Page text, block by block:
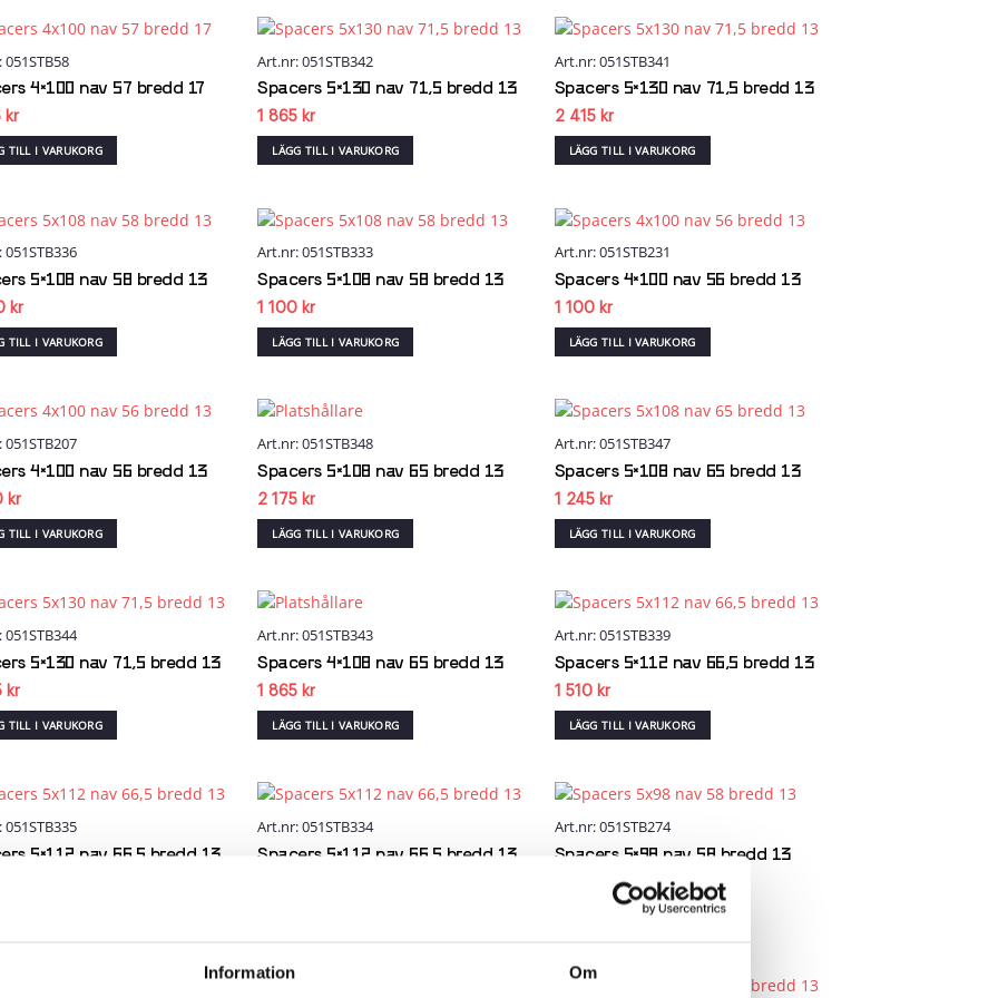
Information Om
wishlist
4×100 nav 57 bredd 17
kr
TILL I VARUKORG
wishlist
Art.nr: 051STB342
Spacers 5×130 nav 71,5 bredd 13
1 865 kr
LÄGG TILL I VARUKORG
wishlist
Art.nr: 051STB341
Spacers 5×130 nav 71,5 bredd 13
2 415 kr
LÄGG TILL I VARUKORG
wishlist
5×108 nav 58 bredd 13
kr
TILL I VARUKORG
wishlist
Art.nr: 051STB333
Spacers 5×108 nav 58 bredd 13
1 100 kr
LÄGG TILL I VARUKORG
wishlist
Art.nr: 051STB231
Spacers 4×100 nav 56 bredd 13
1 100 kr
LÄGG TILL I VARUKORG
wishlist
4×100 nav 56 bredd 13
kr
TILL I VARUKORG
wishlist
Art.nr: 051STB348
Spacers 5×108 nav 65 bredd 13
2 175 kr
LÄGG TILL I VARUKORG
wishlist
Art.nr: 051STB347
Spacers 5×108 nav 65 bredd 13
1 245 kr
LÄGG TILL I VARUKORG
wishlist
5×130 nav 71,5 bredd 13
kr
TILL I VARUKORG
wishlist
Art.nr: 051STB343
Spacers 4×108 nav 65 bredd 13
1 865 kr
LÄGG TILL I VARUKORG
wishlist
Art.nr: 051STB339
Spacers 5×112 nav 66,5 bredd 13
1 510 kr
LÄGG TILL I VARUKORG
wishlist
5×112 nav 66,5 bredd 13
wishlist
Art.nr: 051STB334
Spacers 5×112 nav 66,5 bredd 13
wishlist
Art.nr: 051STB274
Spacers 5×98 nav 58 bredd 13
LÄGG TILL I VARUKORG